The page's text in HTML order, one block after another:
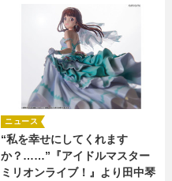
“私を幸せにしてくれます
か？……”『アイドルマスター
ミリオンライブ！』より田中琴
ニュース